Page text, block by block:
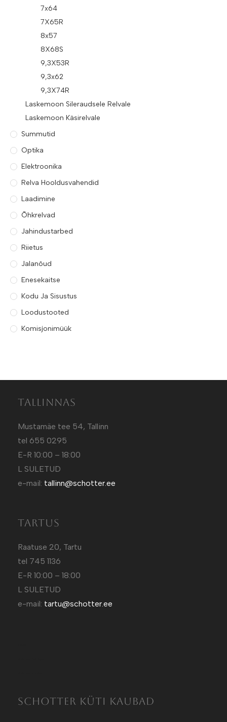
7x64
7X65R
8x57
8X68S
9,3X53R
9,3x62
9,3X74R
Laskemoon Sileraudsele Relvale
Laskemoon Käsirelvale
Summutid
Optika
Elektroonika
Relva Hooldusvahendid
Laadimine
Õhkrelvad
Jahindustarbed
Riietus
Jalanõud
Enesekaitse
Kodu Ja Sisustus
Loodustooted
Komisjonimüük
Tallinnas
Mustamäe tee 54, Tallinn
tel 655 0295
E-R 10:00 – 18:00
L SULETUD
e-mail: tallinn@schotter.ee
Tartus
Raatuse 20, Tartu
tel 745 1136
E-R 10:00 – 18:00
L SULETUD
e-mail: tartu@schotter.ee
SCHOTTER KÜTI KAUBAD